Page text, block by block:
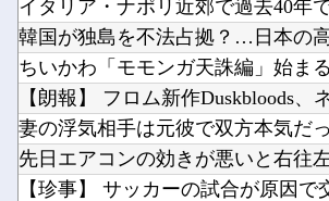
【宇崎ちゃんは遊びたい！】 BiCute Bunnies Figure「宇崎花」「宇崎月」...
Powered by livedoor 相互RSS
ちいかわ「モモンガ天誅編」始まる
先日エアコンの効きが悪いと右往